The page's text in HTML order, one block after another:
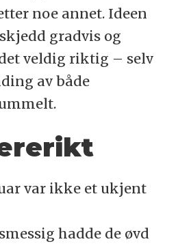
noe annet. Ideen
gradvis og
veldig riktig – selv
av både
var ikke et ukjent
hadde de øvd